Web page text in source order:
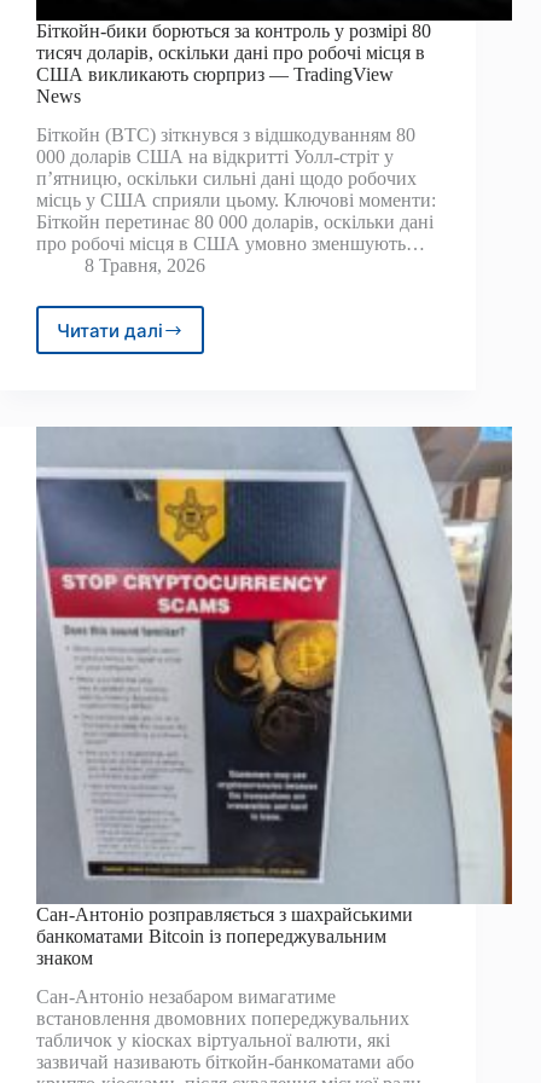
Біткойн-бики борються за контроль у розмірі 80
тисяч доларів, оскільки дані про робочі місця в
США викликають сюрприз — TradingView
News
Біткойн (BTC) зіткнувся з відшкодуванням 80
000 доларів США на відкритті Уолл-стріт у
п’ятницю, оскільки сильні дані щодо робочих
місць у США сприяли цьому. Ключові моменти:
Біткойн перетинає 80 000 доларів, оскільки дані
про робочі місця в США умовно зменшують…
8 Травня, 2026
Читати далі
Біткойн-
контроль
розмірі
80
тисяч
доларів,
оскільки
дані
про
робочі
місця
в
США
викликають
сюрприз
—
TradingView
News
Сан-Антоніо розправляється з шахрайськими
банкоматами Bitcoin із попереджувальним
знаком
Сан-Антоніо незабаром вимагатиме
встановлення двомовних попереджувальних
табличок у кіосках віртуальної валюти, які
зазвичай називають біткойн-банкоматами або